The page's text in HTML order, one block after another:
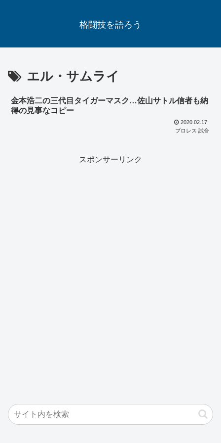
格闘技を語ろう
エル・サムライ
金本浩二の三代目タイガーマスク…佐山サトル信者も納
得の見事なコピー
2020.02.17
プロレス 試合
スポンサーリンク